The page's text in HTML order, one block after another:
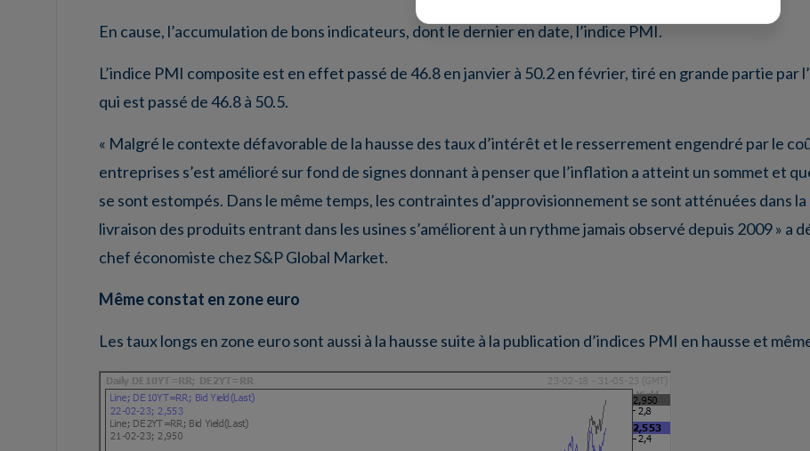
En cause, l’accumulation de bons indicateurs, dont le dernier en date, l’indice PMI.
L’indice PMI composite est en effet passé de 46.8 en janvier à 50.2 en février, tiré en grande partie par
qui est passé de 46.8 à 50.5.
« Malgré le contexte défavorable de la hausse des taux d’intérêt et le resserrement engendré par le
entreprises s’est amélioré sur fond de signes donnant à penser que l’inflation a atteint un sommet et
se sont estompés. Dans le même temps, les contraintes d’approvisionnement se sont atténuées dans la
livraison des produits entrant dans les usines s’améliorent à un rythme jamais observé depuis 2009 » a
chef économiste chez S&P Global Market.
Même constat en zone euro
Les taux longs en zone euro sont aussi à la hausse suite à la publication d’indices PMI en hausse et